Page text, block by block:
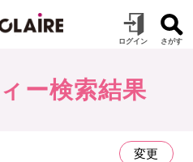
ー検索結果
変更